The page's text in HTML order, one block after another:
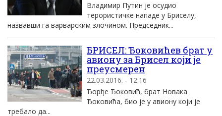
Владимир Путин је осудио
терористичке нападе у Бриселу,
назвавши га варварским злочином. Председник...
БРИСЕЛ: Ђоковићев брат у
авиону за Брисел коjи jе
преусмерен
22.03.2016. - 12:16
Ђорђе Ђоковић, брат Новака
Ђоковића, био jе у авиону коjи jе
требало да...